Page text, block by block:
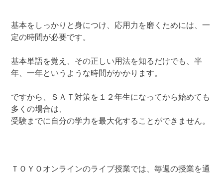
基本をしっかりと身につけ、応用力を磨くためには、一
定の時間が必要です。
基本単語を覚え、その正しい用法を知るだけでも、半
年、一年というような時間がかかります。
ですから、ＳＡＴ対策を１２年生になってから始めても
多くの場合は、
受験までに自分の学力を最大化することができません。
ＴＯＹＯオンラインのライブ授業では、毎週の授業を通